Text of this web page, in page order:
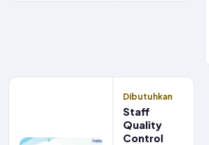
Dibutuhkan
Staff
Quality
Control